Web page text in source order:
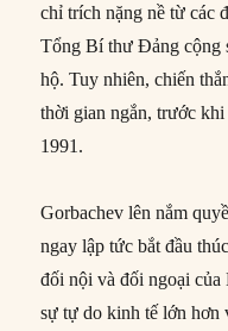
chỉ trích nặng nề từ các
Tổng Bí thư Đảng cộng
hộ. Tuy nhiên, chiến
thời gian ngắn, trước
1991.
Gorbachev lên nắm
ngay lập tức bắt đầu
đối nội và đối ngoại
sự tự do kinh tế lớn hơn